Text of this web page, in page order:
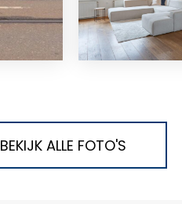
BEKIJK ALLE FOTO'S